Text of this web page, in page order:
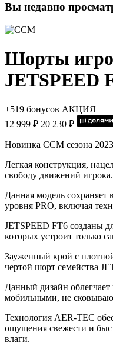
Вы недавно
Шорты
JETSPEED
+519 бонусов АКЦИЯ
12 999 ₽ 20 230 ₽
Новинка CCM сезона
Легкая конструкция,
свободу движений игрока.
Данная модель
уровня PRO, включая
JETSPEED FT6 созданы
которых устроит только
Зауженный крой с
чертой шорт семейства
Данный дизайн
мобильными, не
Технология AER-TEC
ощущения свежести и
влаги.